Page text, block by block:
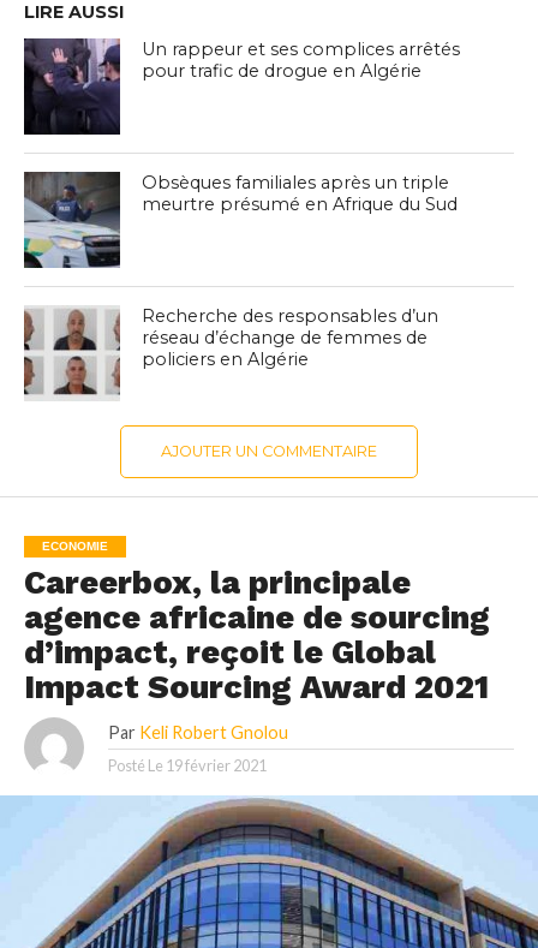
LIRE AUSSI
Un rappeur et ses complices arrêtés
pour trafic de drogue en Algérie
Obsèques familiales après un triple
meurtre présumé en Afrique du Sud
Recherche des responsables d’un
réseau d’échange de femmes de
policiers en Algérie
AJOUTER UN COMMENTAIRE
ECONOMIE
Careerbox, la principale
agence africaine de sourcing
d’impact, reçoit le Global
Impact Sourcing Award 2021
Par Keli Robert Gnolou
Posté Le 19 février 2021